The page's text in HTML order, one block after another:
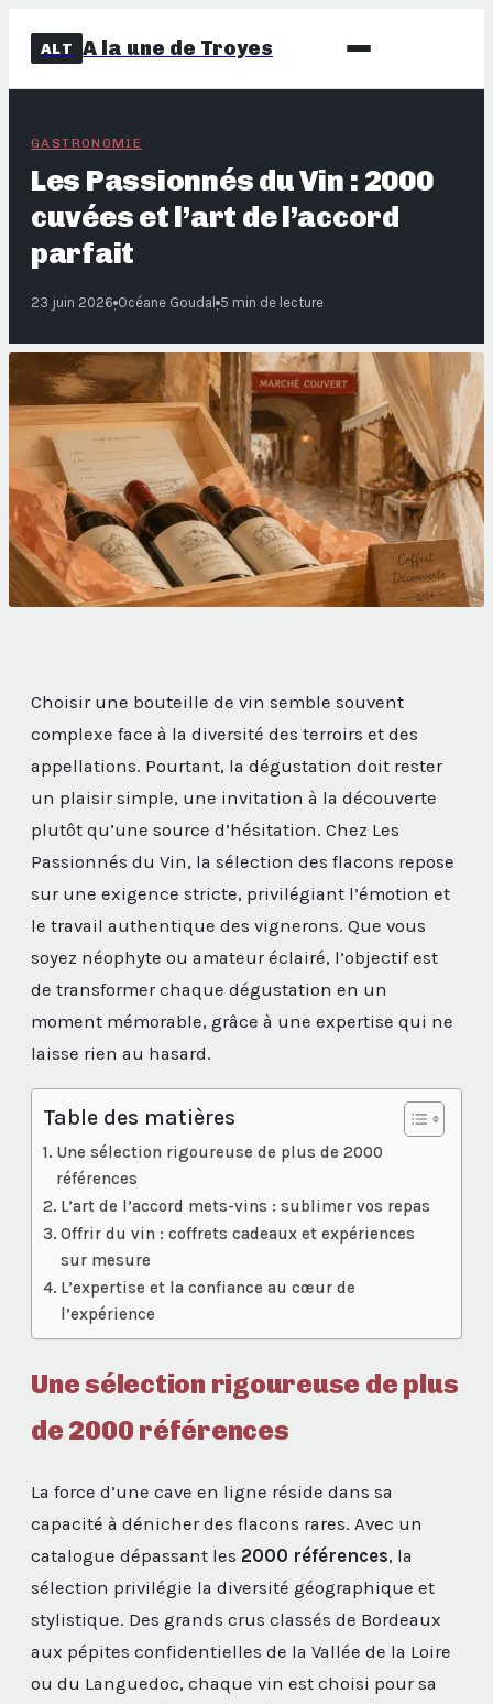
ALT A la une de Troyes
GASTRONOMIE
Les Passionnés du Vin : 2000
cuvées et l’art de l’accord
parfait
23 juin 2026· Océane Goudal · 5 min de lecture
Choisir une bouteille de vin semble souvent
complexe face à la diversité des terroirs et des
appellations. Pourtant, la dégustation doit rester
un plaisir simple, une invitation à la découverte
plutôt qu’une source d’hésitation. Chez Les
Passionnés du Vin, la sélection des flacons repose
sur une exigence stricte, privilégiant l’émotion et
le travail authentique des vignerons. Que vous
soyez néophyte ou amateur éclairé, l’objectif est
de transformer chaque dégustation en un
moment mémorable, grâce à une expertise qui ne
laisse rien au hasard.
Table des matières
Une sélection rigoureuse de plus de 2000
références
L’art de l’accord mets-vins : sublimer vos repas
Offrir du vin : coffrets cadeaux et expériences
sur mesure
L’expertise et la confiance au cœur de
l’expérience
Une sélection rigoureuse de plus
de 2000 références
La force d’une cave en ligne réside dans sa
capacité à dénicher des flacons rares. Avec un
catalogue dépassant les 2000 références, la
sélection privilégie la diversité géographique et
stylistique. Des grands crus classés de Bordeaux
aux pépites confidentielles de la Vallée de la Loire
ou du Languedoc, chaque vin est choisi pour sa